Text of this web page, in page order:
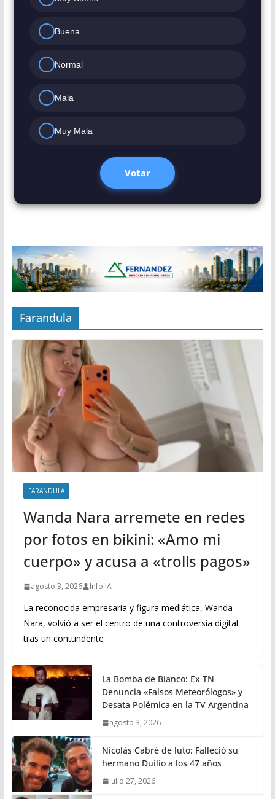
Buena
Normal
Mala
Muy Mala
Votar
Farandula
FARANDULA
Wanda Nara arremete en redes
por fotos en bikini: «Amo mi
cuerpo» y acusa a «trolls pagos»
agosto 3, 2026 Info IA
La reconocida empresaria y figura mediática, Wanda
Nara, volvió a ser el centro de una controversia digital
tras un contundente
La Bomba de Bianco: Ex TN
Denuncia «Falsos Meteorólogos» y
Desata Polémica en la TV Argentina
agosto 3, 2026
Nicolás Cabré de luto: Falleció su
hermano Duilio a los 47 años
julio 27, 2026